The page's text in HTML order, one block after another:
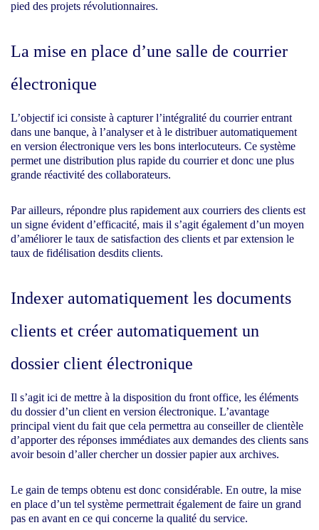
pied des projets révolutionnaires.
La mise en place d’une salle de courrier
électronique
L’objectif ici consiste à capturer l’intégralité du courrier entrant
dans une banque, à l’analyser et à le distribuer automatiquement
en version électronique vers les bons interlocuteurs. Ce système
permet une distribution plus rapide du courrier et donc une plus
grande réactivité des collaborateurs.
Par ailleurs, répondre plus rapidement aux courriers des clients est
un signe évident d’efficacité, mais il s’agit également d’un moyen
d’améliorer le taux de satisfaction des clients et par extension le
taux de fidélisation desdits clients.
Indexer automatiquement les documents
clients et créer automatiquement un
dossier client électronique
Il s’agit ici de mettre à la disposition du front office, les éléments
du dossier d’un client en version électronique. L’avantage
principal vient du fait que cela permettra au conseiller de clientèle
d’apporter des réponses immédiates aux demandes des clients sans
avoir besoin d’aller chercher un dossier papier aux archives.
Le gain de temps obtenu est donc considérable. En outre, la mise
en place d’un tel système permettrait également de faire un grand
pas en avant en ce qui concerne la qualité du service.